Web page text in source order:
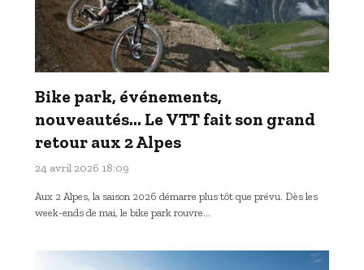
Bike park, événements,
nouveautés… Le VTT fait son grand
retour aux 2 Alpes
24 avril 2026 18:09
Aux 2 Alpes, la saison 2026 démarre plus tôt que prévu. Dès les
week-ends de mai, le bike park rouvre…